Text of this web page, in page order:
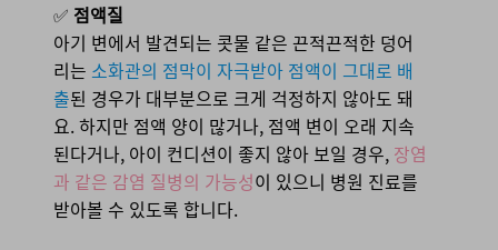
✅ 점액질
아기 변에서 발견되는 콧물 같은 끈적끈적한 덩어
리는 소화관의 점막이 자극받아 점액이 그대로 배
출된 경우가 대부분으로 크게 걱정하지 않아도 돼
요. 하지만 점액 양이 많거나, 점액 변이 오래 지속
된다거나, 아이 컨디션이 좋지 않아 보일 경우, 장염
과 같은 감염 질병의 가능성이 있으니 병원 진료를
받아볼 수 있도록 합니다.